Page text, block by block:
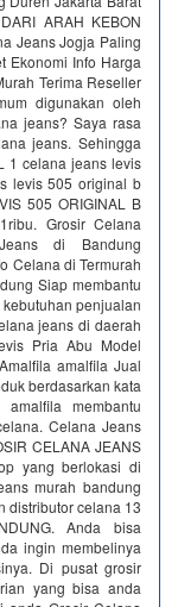
ARAH KEBON
Jeans Jogja Paling
Ekonomi Info Harga
Terima Reseller
digunakan oleh
jeans? Saya rasa
jeans. Sehingga
1 celana jeans levis
levis 505 original b
505 ORIGINAL B
Grosir Celana
di Bandung
Celana di Termurah
Siap membantu
penjualan
jeans di daerah
Pria Abu Model
amalfila Jual
berdasarkan kata
membantu
Celana Jeans
CELANA JEANS
yang berlokasi di
murah bandung
distributor celana 13
Anda bisa
ingin membelinya
Di pusat grosir
yang bisa anda